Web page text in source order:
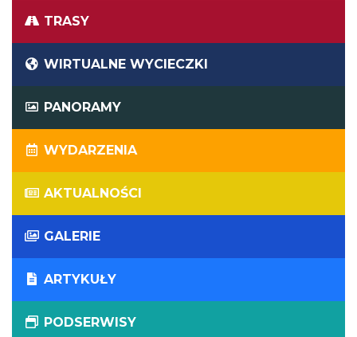
TRASY
WIRTUALNE WYCIECZKI
PANORAMY
WYDARZENIA
AKTUALNOŚCI
GALERIE
ARTYKUŁY
PODSERWISY